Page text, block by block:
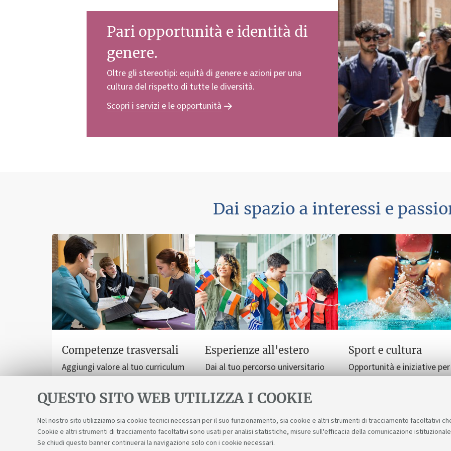
QUESTO SITO WEB UTILIZZA I COOKIE
Nel nostro sito utilizziamo sia cookie tecnici necessari per il suo funzionamento, sia cookie e altri strumenti di tracciamento facoltativi
Cookie e altri strumenti di tracciamento facoltativi sono usati per analisi statistiche, misure sull'efficacia della comunicazione
Se chiudi questo banner continuerai la navigazione solo con i cookie necessari.
Pari opportunità e identità di
genere.
Oltre gli stereotipi: equità di genere e azioni per una
cultura del rispetto di tutte le diversità.
Scopri i servizi e le opportunità
Dai spazio a interessi e
Competenze trasversali
Aggiungi valore al tuo curriculum
sul lavoro.
Esperienze all'estero
Dai al tuo percorso universitario
dallo studio al tirocinio.
Sport e cultura
Opportunità e iniziative per